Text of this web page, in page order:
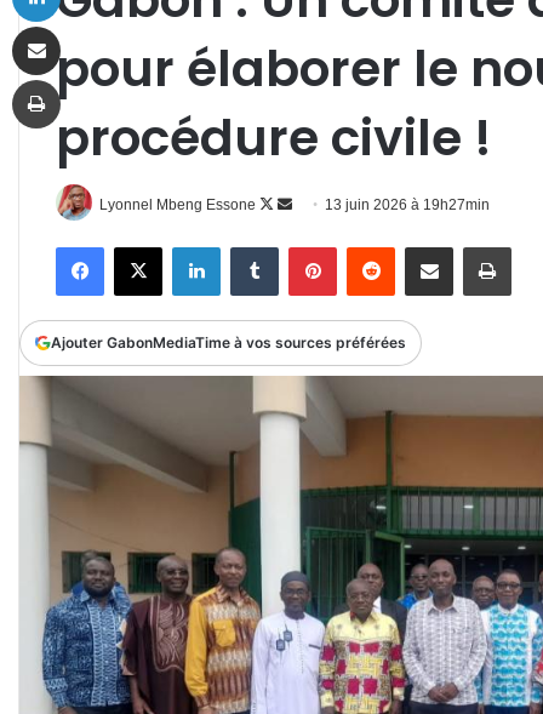
pour élaborer le
procédure civile !
Lyonnel Mbeng Essone
Follow
Envoyer
courriel
13 juin 2026 à 19h27min
FacebookX LinkedinTumblr PinterestReddit Partager par email
Ajouter GabonMediaTime à vos sources préférées
Imprimer